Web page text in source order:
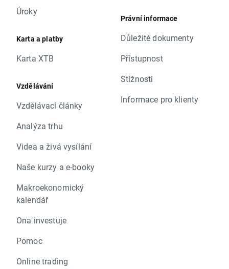
Úroky
Karta a platby
Karta XTB
Vzdělávání
Vzdělávací články
Analýza trhu
Videa a živá vysílání
Naše kurzy a e-booky
Makroekonomický
kalendář
Ona investuje
Pomoc
Online trading
Právní informace
Důležité dokumenty
Přístupnost
Stížnosti
Informace pro klienty